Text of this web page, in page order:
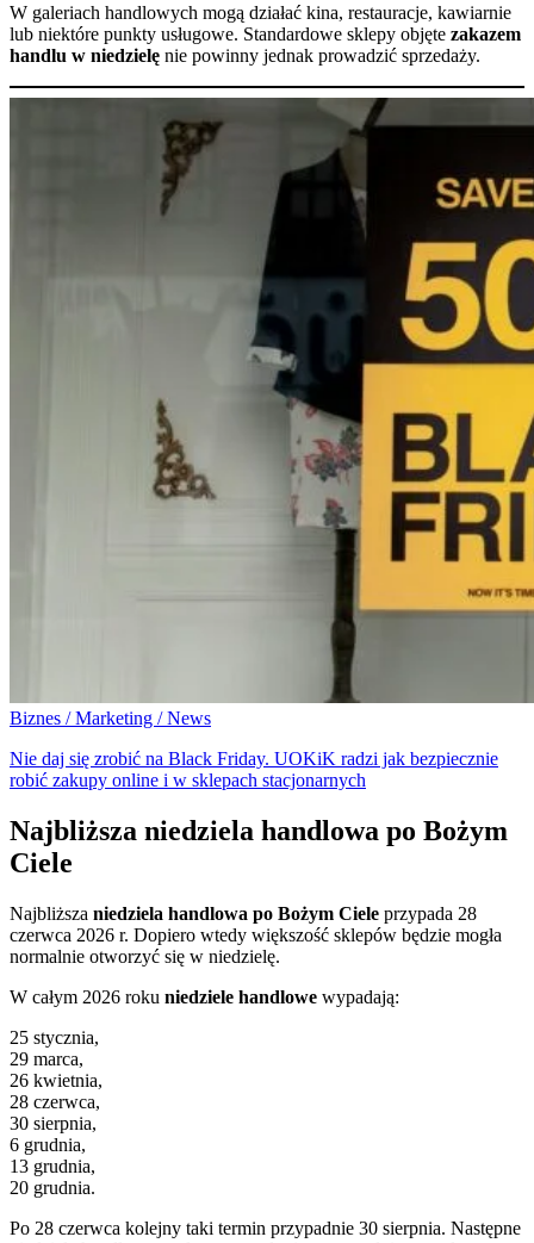
W galeriach handlowych mogą działać kina, restauracje, kawiarnie
lub niektóre punkty usługowe. Standardowe sklepy objęte zakazem
handlu w niedzielę nie powinny jednak prowadzić sprzedaży.
Biznes / Marketing / News
Nie daj się zrobić na Black Friday. UOKiK radzi jak bezpiecznie
robić zakupy online i w sklepach stacjonarnych
Najbliższa niedziela handlowa po Bożym
Ciele
Najbliższa niedziela handlowa po Bożym Ciele przypada 28
czerwca 2026 r. Dopiero wtedy większość sklepów będzie mogła
normalnie otworzyć się w niedzielę.
W całym 2026 roku niedziele handlowe wypadają:
25 stycznia,
29 marca,
26 kwietnia,
28 czerwca,
30 sierpnia,
6 grudnia,
13 grudnia,
20 grudnia.
Po 28 czerwca kolejny taki termin przypadnie 30 sierpnia. Następne